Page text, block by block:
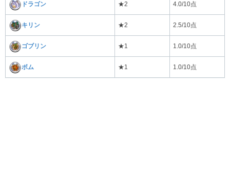
ドラゴン ★2 4.0/10点
キリン ★2 2.5/10点
ゴブリン ★1 1.0/10点
ボム ★1 1.0/10点